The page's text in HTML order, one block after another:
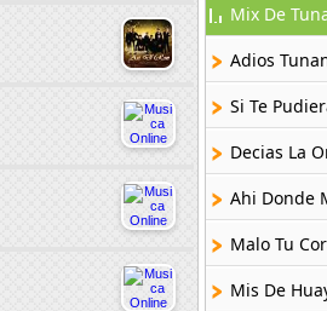
Mix De
Adios
Si Te
Decias La
Ahi Donde
Malo Tu
Mis De